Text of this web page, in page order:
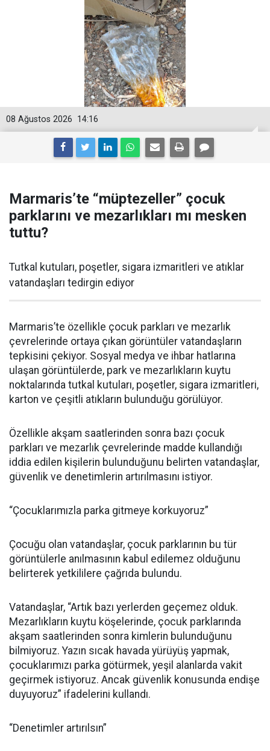
14:16
08 Ağustos 2026
Marmaris’te “müptezeller” çocuk
parklarını ve mezarlıkları mı mesken
tuttu?
Tutkal kutuları, poşetler, sigara izmaritleri ve atıklar
vatandaşları tedirgin ediyor
Marmaris’te özellikle çocuk parkları ve mezarlık
çevrelerinde ortaya çıkan görüntüler vatandaşların
tepkisini çekiyor. Sosyal medya ve ihbar hatlarına
ulaşan görüntülerde, park ve mezarlıkların kuytu
noktalarında tutkal kutuları, poşetler, sigara izmaritleri,
karton ve çeşitli atıkların bulunduğu görülüyor.
Özellikle akşam saatlerinden sonra bazı çocuk
parkları ve mezarlık çevrelerinde madde kullandığı
iddia edilen kişilerin bulunduğunu belirten vatandaşlar,
güvenlik ve denetimlerin artırılmasını istiyor.
“Çocuklarımızla parka gitmeye korkuyoruz”
Çocuğu olan vatandaşlar, çocuk parklarının bu tür
görüntülerle anılmasının kabul edilemez olduğunu
belirterek yetkililere çağrıda bulundu.
Vatandaşlar, “Artık bazı yerlerden geçemez olduk.
Mezarlıkların kuytu köşelerinde, çocuk parklarında
akşam saatlerinden sonra kimlerin bulunduğunu
bilmiyoruz. Yazın sıcak havada yürüyüş yapmak,
çocuklarımızı parka götürmek, yeşil alanlarda vakit
geçirmek istiyoruz. Ancak güvenlik konusunda endişe
duyuyoruz” ifadelerini kullandı.
“Denetimler artırılsın”